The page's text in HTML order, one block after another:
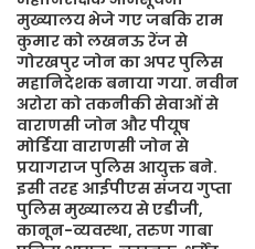
मुख्यालय भेजे गए जबकि राम
कुमार को लखनऊ रेंज से
गोरखपुर जोन का अपर पुलिस
महानिदेशक बनाया गया. नवीन
अरोरा को तकनीकी सेवाओं से
वाराणसी जोन और पीयूष
मोर्डिया वाराणसी जोन से
प्रयागराज पुलिस आयुक्त बने.
इसी तरह आईपीएस संजय गुप्ता
पुलिस मुख्यालय से एडीजी,
कानून-व्यवस्था, तरुण गाबा